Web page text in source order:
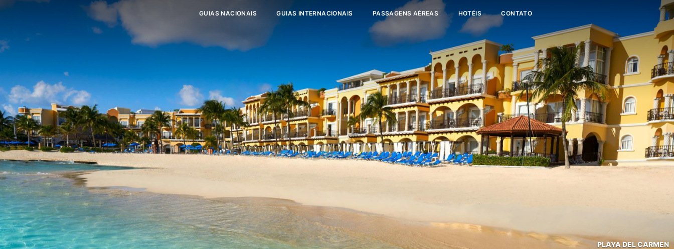
GUIAS NACIONAIS GUIAS INTERNACIONAIS PASSAGENS AÉREAS HOTÉIS CONTATO
PLAYA DEL CARMEN